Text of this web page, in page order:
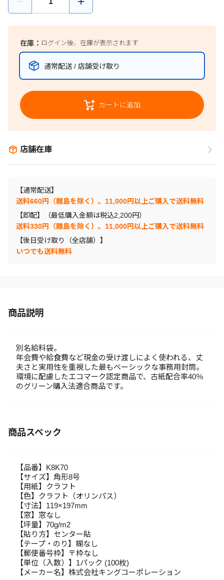
在庫： ログイン後、在庫が表示されます
通常配送 / 店舗受け取り
カートに追加
店舗在庫
【通常配送】
送料660円（離島を除く）。11,000円以上ご購入で送料無料
【即配】（最低購入金額は税込2,200円）
送料330円（離島を除く）。11,000円以上ご購入で送料無料
【後日受け取り（全店舗）】
いつでも送料無料
商品説明
別名給料袋。
年会費や給食費など現金の受け渡しによく使われる、丈
夫さと実用性を重視した最もベーシックな事務用封筒。
環境に配慮したエコマーク認定商品で、古紙配合率40％
のグリーン購入法適合商品です。
商品スペック
【品番】K8K70
【サイズ】角形8号
【用紙】クラフト
【色】クラフト（オリンパス）
【寸法】119×197mm
【窓】窓なし
【坪量】70g/m2
【貼り方】センター貼
【テープ・のり】糊なし
【郵便番号枠】〒枠なし
【単位（入数）】1パック (100枚)
【メーカー名】株式会社キングコーポレーション